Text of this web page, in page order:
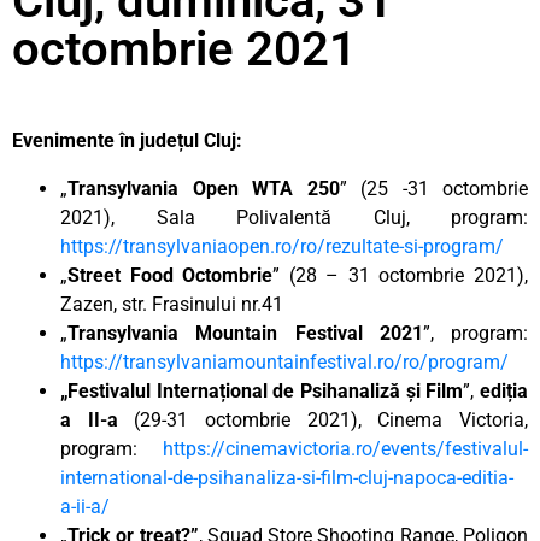
octombrie 2021
Evenimente în județul Cluj:
„Transylvania Open WTA 250” (25 -31 octombrie
2021), Sala Polivalentă Cluj, program:
https://transylvaniaopen.ro/ro/rezultate-si-program/
„Street Food Octombrie” (28 – 31 octombrie 2021),
Zazen, str. Frasinului nr.41
„Transylvania Mountain Festival 2021”, program:
https://transylvaniamountainfestival.ro/ro/program/
„Festivalul Internațional de Psihanaliză și Film”, ediția
a II-a (29-31 octombrie 2021), Cinema Victoria,
program: https://cinemavictoria.ro/events/festivalul-
international-de-psihanaliza-si-film-cluj-napoca-editia-
a-ii-a/
„Trick or treat?”, Squad Store Shooting Range, Poligon